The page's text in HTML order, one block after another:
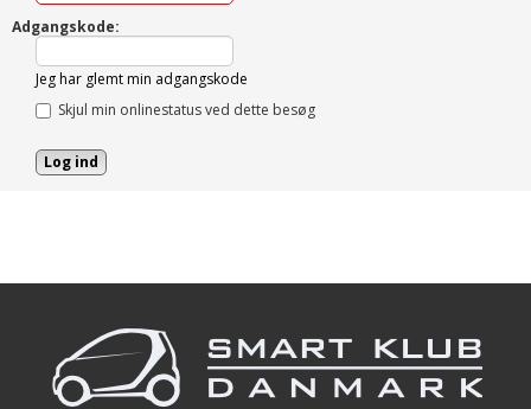
Adgangskode:
Jeg har glemt min adgangskode
Skjul min onlinestatus ved dette besøg